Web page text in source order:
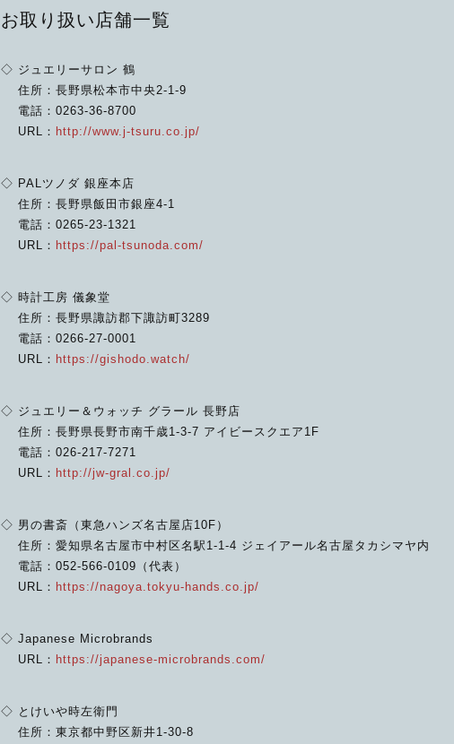
お取り扱い店舗一覧
◇ ジュエリーサロン 鶴
住所：長野県松本市中央2-1-9
電話：0263-36-8700
URL： http://www.j-tsuru.co.jp/
◇ PALツノダ 銀座本店
住所：長野県飯田市銀座4-1
電話：0265-23-1321
URL： https://pal-tsunoda.com/
◇ 時計工房 儀象堂
住所：長野県諏訪郡下諏訪町3289
電話：0266-27-0001
URL： https://gishodo.watch/
◇ ジュエリー＆ウォッチ グラール 長野店
住所：長野県長野市南千歳1-3-7 アイビースクエア1F
電話：026-217-7271
URL： http://jw-gral.co.jp/
◇ 男の書斎（東急ハンズ名古屋店10F）
住所：愛知県名古屋市中村区名駅1-1-4 ジェイアール名古屋タカシマヤ内
電話：052-566-0109（代表）
URL： https://nagoya.tokyu-hands.co.jp/
◇ Japanese Microbrands
URL： https://japanese-microbrands.com/
◇ とけいや時左衛門
住所：東京都中野区新井1-30-8